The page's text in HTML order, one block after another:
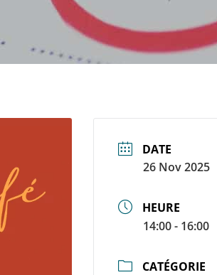
DATE
26 Nov 2025
HEURE
14:00 - 16:00
CATÉGORIE